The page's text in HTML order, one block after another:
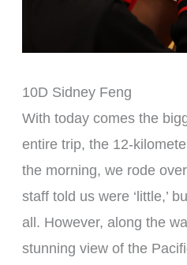
10D Sidney Feng
With today comes the
entire trip, the 12-
the morning, we rode
staff told us were ‘little,’
all. However, along the
stunning view of the